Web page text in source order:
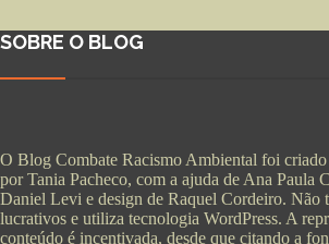
SOBRE O BLOG
O Blog Combate Racismo Ambiental foi criado
por Tania Pacheco, com a ajuda de Ana Paula
Daniel Levi e design de Raquel Cordeiro. Não
lucrativos e utiliza tecnologia WordPress. A
conteúdo é incentivada, desde que citando a